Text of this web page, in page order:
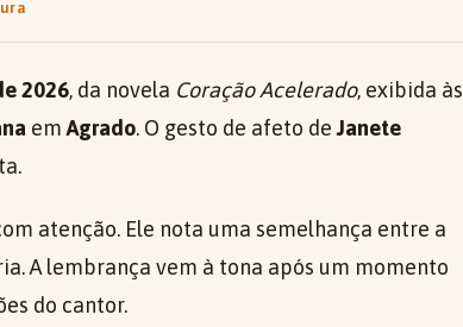
2026, da novela Coração Acelerado, exibida às
emAgrado. O gesto de afeto deJanete
atenção. Ele nota uma semelhança entre a
A lembrança vem à tona após um momento
do cantor.